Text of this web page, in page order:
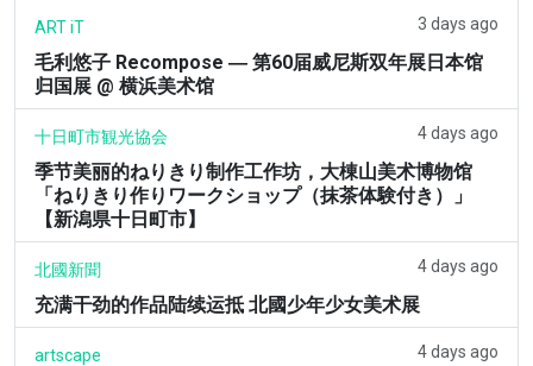
ART iT 3 days ago
毛利悠子 Recompose ― 第60届威尼斯双年展日本馆
归国展 @ 横浜美术馆
十日町市観光協会 4 days ago
季节美丽的ねりきり制作工作坊，大棟山美术博物馆
「ねりきり作りワークショップ（抹茶体験付き）」
【新潟県十日町市】
北國新聞 4 days ago
充满干劲的作品陆续运抵 北國少年少女美术展
artscape 4 days ago